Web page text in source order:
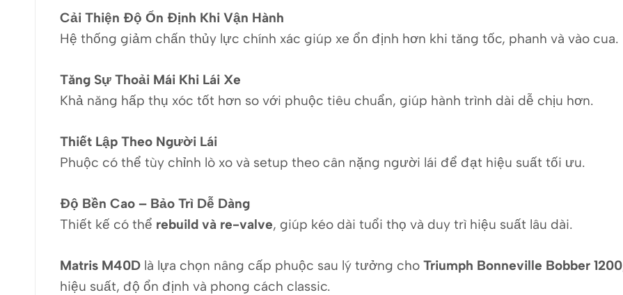
Cải Thiện Độ Ổn Định Khi Vận Hành
Hệ thống giảm chấn thủy lực chính xác giúp xe ổn định hơn khi tăng tốc, phanh và vào cua.
Tăng Sự Thoải Mái Khi Lái Xe
Khả năng hấp thụ xóc tốt hơn so với phuộc tiêu chuẩn, giúp hành trình dài dễ chịu hơn.
Thiết Lập Theo Người Lái
Phuộc có thể tùy chỉnh lò xo và setup theo cân nặng người lái để đạt hiệu suất tối ưu.
Độ Bền Cao – Bảo Trì Dễ Dàng
Thiết kế có thể rebuild và re-valve, giúp kéo dài tuổi thọ và duy trì hiệu suất lâu dài.
Matris M40D là lựa chọn nâng cấp phuộc sau lý tưởng cho Triumph Bonneville Bobber 1200
hiệu suất, độ ổn định và phong cách classic.